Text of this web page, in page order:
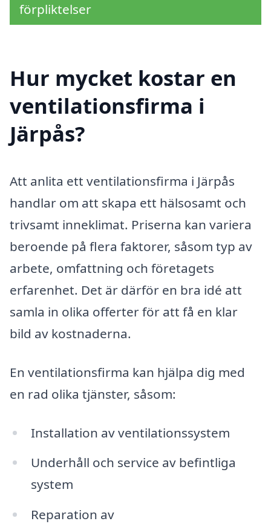
förpliktelser
Hur mycket kostar en
ventilationsfirma i
Järpås?
Att anlita ett ventilationsfirma i Järpås
handlar om att skapa ett hälsosamt och
trivsamt inneklimat. Priserna kan variera
beroende på flera faktorer, såsom typ av
arbete, omfattning och företagets
erfarenhet. Det är därför en bra idé att
samla in olika offerter för att få en klar
bild av kostnaderna.
En ventilationsfirma kan hjälpa dig med
en rad olika tjänster, såsom:
Installation av ventilationssystem
Underhåll och service av befintliga
system
Reparation av